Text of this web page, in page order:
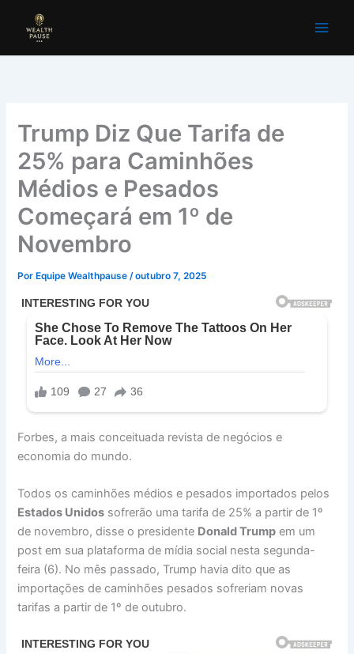
Trump Diz Que Tarifa de
25% para Caminhões
Médios e Pesados
Começará em 1º de
Novembro
Por Equipe Wealthpause/outubro 7, 2025
Forbes, a mais conceituada revista de negócios e
economia do mundo.
Todos os caminhões médios e pesados importados pelos
Estados Unidos sofrerão uma tarifa de 25% a partir de 1º
de novembro, disse o presidente Donald Trump em um
post em sua plataforma de mídia social nesta segunda-
feira (6). No mês passado, Trump havia dito que as
importações de caminhões pesados sofreriam novas
tarifas a partir de 1º de outubro.